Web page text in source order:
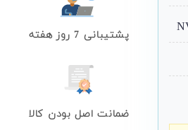
پشتیبانی 7 روز هفته
ضمانت اصل بودن کالا